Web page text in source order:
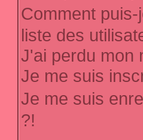
Comment
liste des
J'ai perdu mon
Je me suis
Je me suis
?!